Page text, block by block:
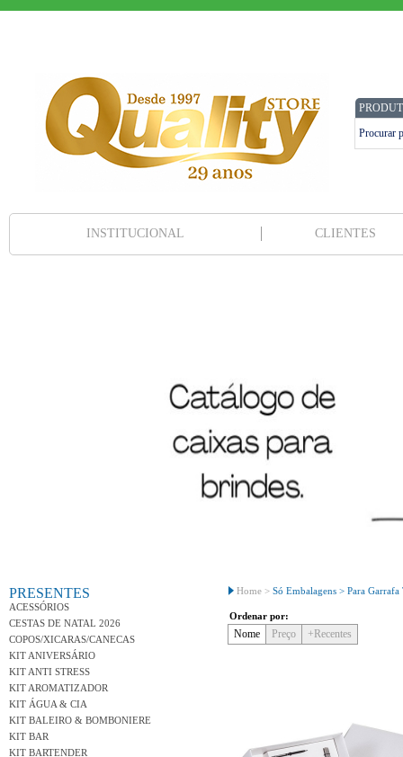
INSTITUCIONAL CLIENTES
PRESENTES
ACESSÓRIOS
CESTAS DE NATAL 2026
COPOS/XICARAS/CANECAS
KIT ANIVERSÁRIO
KIT ANTI STRESS
KIT AROMATIZADOR
KIT ÁGUA & CIA
KIT BALEIRO & BOMBONIERE
KIT BAR
KIT BARTENDER
Home > Só Embalagens > Para Garrafa
Ordenar por:
Nome Preço +Recentes